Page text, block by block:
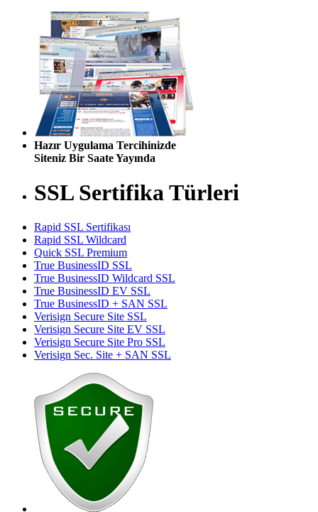
Hazır Uygulama Tercihinizde
Siteniz Bir Saate Yayında
SSL Sertifika Türleri
Rapid SSL Sertifikası
Rapid SSL Wildcard
Quick SSL Premium
True BusinessID SSL
True BusinessID Wildcard SSL
True BusinessID EV SSL
True BusinessID + SAN SSL
Verisign Secure Site SSL
Verisign Secure Site EV SSL
Verisign Secure Site Pro SSL
Verisign Sec. Site + SAN SSL